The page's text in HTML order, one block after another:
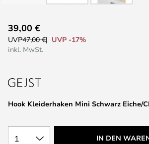
Anfang
der
Hook Kleiderhaken Mini Schwarz Eiche/
39,00 €
UVP47,00 €
UVP -17%
inkl. MwSt.
1 IN DEN